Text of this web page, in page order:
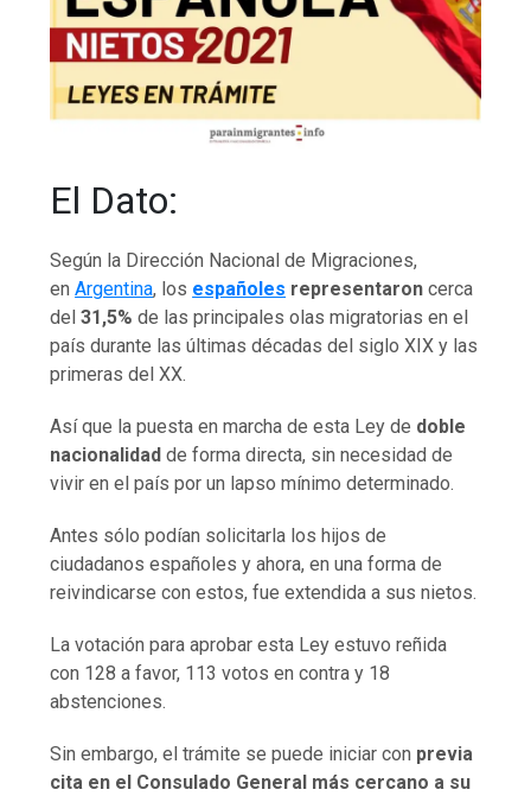
El Dato:
Según la Dirección Nacional de Migraciones,
enArgentina, los españoles representaroncerca
del31,5%de las principales olas migratorias en el
país durante las últimas décadas del siglo XIX y las
primeras del XX.
Así que la puesta en marcha de esta Ley de doble
nacionalidadde forma directa, sin necesidad de
vivir en el país por un lapso mínimo determinado.
Antes sólo podían solicitarla los hijos de
ciudadanos españoles y ahora, en una forma de
reivindicarse con estos, fue extendida a sus nietos.
La votación para aprobar esta Ley estuvo reñida
con 128 a favor, 113 votos en contra y 18
abstenciones.
Sin embargo, el trámite se puede iniciar con previa
cita en el Consulado General más cercano a su